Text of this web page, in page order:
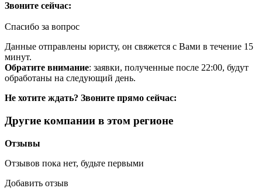
Звоните сейчас:
Спасибо за вопрос
Данные отправлены юристу, он свяжется с Вами в течение 15
минут.
Обратите внимание: заявки, полученные после 22:00, будут
обработаны на следующий день.
Не хотите ждать? Звоните прямо сейчас:
Другие компании в этом регионе
Отзывы
Отзывов пока нет, будьте первыми
Добавить отзыв